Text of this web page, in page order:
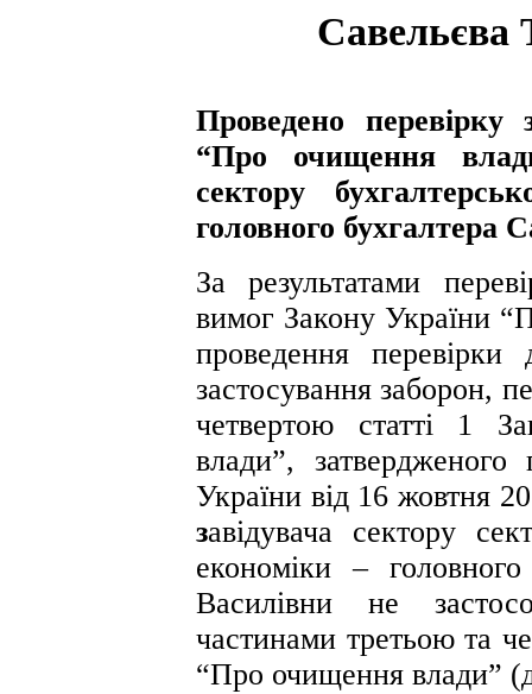
Савельєва
Проведено перевірку
“Про очищення
сектору
головного бухгалтера
За результатами
вимог Закону України
проведення перевірки
застосування заборон,
четвертою статті 1
влади”, затвердженого
України від 16 жовтня
завідувача сектору
економіки –
Василівни не
частинами третьою та
“Про очищення влади”